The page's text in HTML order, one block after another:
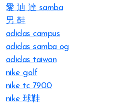
愛 迪 達 samba
男 鞋
adidas campus
adidas samba og
adidas taiwan
nike golf
nike tc 7900
nike 球鞋